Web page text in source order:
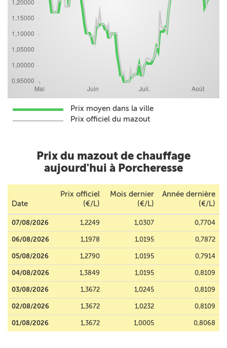
Prix moyen dans la ville
Prix officiel du mazout
Prix du mazout de chauffage
aujourd'hui à Porcheresse
Date
Prix officiel
(€/L)
Mois dernier
(€/L)
Année dernière
(€/L)
07/08/2026 1,2249 1,0307 0,7704
06/08/2026 1,1978 1,0195 0,7872
05/08/2026 1,2790 1,0195 0,7914
04/08/2026 1,3849 1,0195 0,8109
03/08/2026 1,3672 1,0245 0,8109
02/08/2026 1,3672 1,0232 0,8109
01/08/2026 1,3672 1,0005 0,8068